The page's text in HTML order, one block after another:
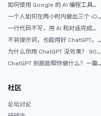
如何使用 Google 的 AI 编程工具
AntiGravity：独立开发者的新时代
武器
一个人如何在两小时内做出三个 iOS
APP？｜AntiGravity + Gemini 3 实
战完整记录
一行代码不写，用 AI 和对话完成一
个完整网站：《图书天堂》实战记录
不背提示词，也能用好 ChatGPT。
一个万能提问模板
为什么你用 ChatGPT 没效果？ 90%
的人第一步就问错了
ChatGPT 到底能帮你做什么？一篇
社区
论坛讨论